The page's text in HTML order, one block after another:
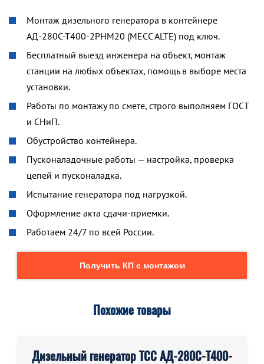
Монтаж дизельного генератора в контейнере
АД-280С-Т400-2РНМ20 (MECC ALTE) под ключ.
Бесплатный выезд инженера на объект, монтаж
станции на любых объектах, помощь в выборе места
установки.
Работы по монтажу по смете, строго выполняем ГОСТ
и СНиП.
Обустройство контейнера.
Пусконаладочные работы — настройка, проверка
цепей и пусконаладка.
Испытание генератора под нагрузкой.
Оформление акта сдачи-приемки.
Работаем 24/7 по всей России.
Получить КП с монтажом
Похожие товары
Дизельный генератор ТСС АД-280С-Т400-